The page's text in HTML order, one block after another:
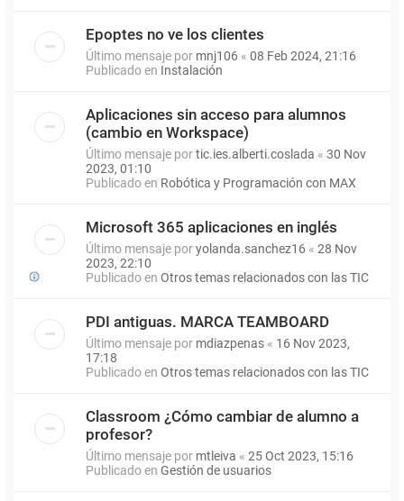
Epoptes no ve los clientes
Último mensaje por mnj106 « 08 Feb 2024, 21:16
Publicado en Instalación
Aplicaciones sin acceso para alumnos
(cambio en Workspace)
Último mensaje portic.ies.alberti.coslada « 30 Nov
2023, 01:10
Publicado en Robótica y Programación con MAX
Microsoft 365 aplicaciones en inglés
Último mensaje poryolanda.sanchez16 « 28 Nov
2023, 22:10
Publicado en Otros temas relacionados con las TIC
PDI antiguas. MARCA TEAMBOARD
Último mensaje por mdiazpenas « 16 Nov 2023,
17:18
Publicado en Otros temas relacionados con las TIC
Classroom ¿Cómo cambiar de alumno a
profesor?
Último mensaje por mtleiva « 25 Oct 2023, 15:16
Publicado en Gestión de usuarios